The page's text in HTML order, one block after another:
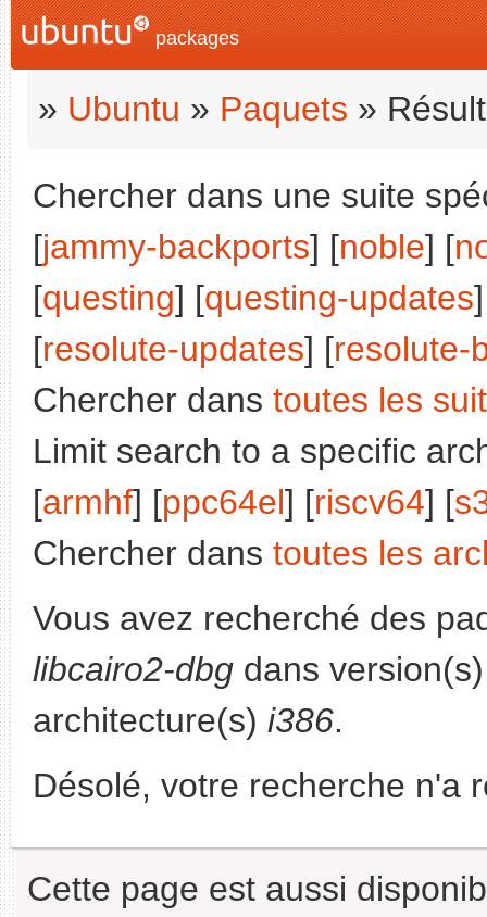
packages
» Ubuntu » Paquets »
Chercher dans une suite
[jammy-backports] [noble] [
[questing] [questing-updates
[resolute-updates] [resolute-
Chercher dans toutes les
Limit search to a specific
[armhf] [ppc64el] [riscv64] [
Chercher dans toutes les
Vous avez recherché des
libcairo2-dbg dans
architecture(s) i386.
Désolé, votre recherche n'a
Cette page est aussi